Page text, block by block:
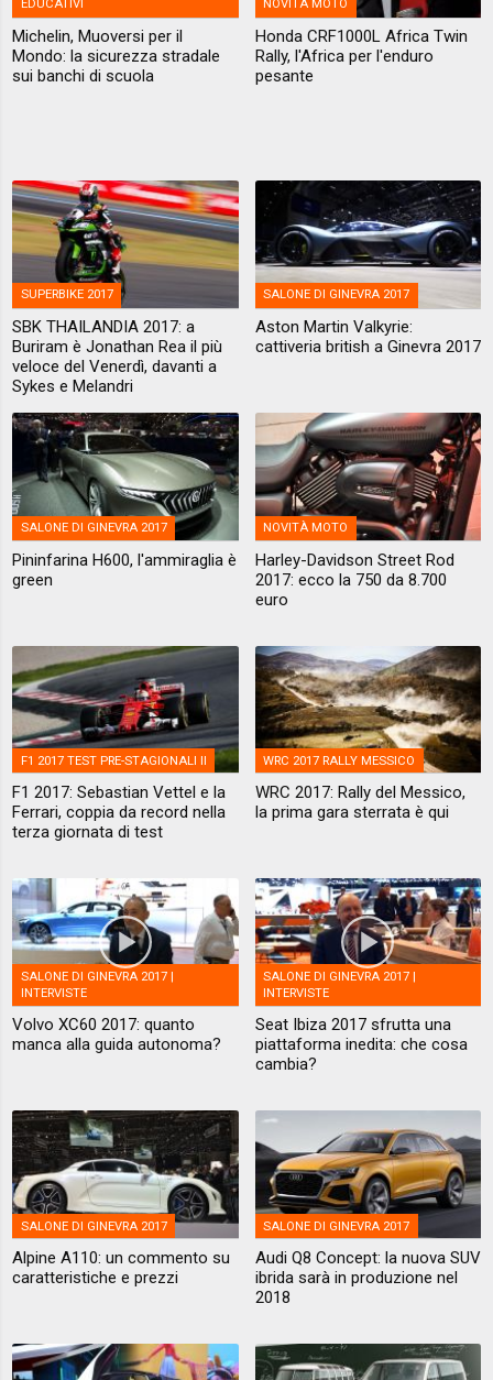
EDUCATIVI
Michelin, Muoversi per il
Mondo: la sicurezza stradale
sui banchi di scuola
NOVITÀ MOTO
Honda CRF1000L Africa Twin
Rally, l'Africa per l'enduro
pesante
SUPERBIKE 2017
SBK THAILANDIA 2017: a
Buriram è Jonathan Rea il più
veloce del Venerdì, davanti a
Sykes e Melandri
SALONE DI GINEVRA 2017
Aston Martin Valkyrie:
cattiveria british a Ginevra 2017
SALONE DI GINEVRA 2017
Pininfarina H600, l'ammiraglia è
green
NOVITÀ MOTO
Harley-Davidson Street Rod
2017: ecco la 750 da 8.700
euro
F1 2017 TEST PRE-STAGIONALI II
F1 2017: Sebastian Vettel e la
Ferrari, coppia da record nella
terza giornata di test
WRC 2017 RALLY MESSICO
WRC 2017: Rally del Messico,
la prima gara sterrata è qui
SALONE DI GINEVRA 2017 |
INTERVISTE
Volvo XC60 2017: quanto
manca alla guida autonoma?
SALONE DI GINEVRA 2017 |
INTERVISTE
Seat Ibiza 2017 sfrutta una
piattaforma inedita: che cosa
cambia?
SALONE DI GINEVRA 2017
Alpine A110: un commento su
caratteristiche e prezzi
SALONE DI GINEVRA 2017
Audi Q8 Concept: la nuova SUV
ibrida sarà in produzione nel
2018